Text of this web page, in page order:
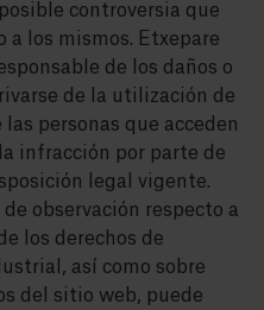
controversia que
a los mismos. Etxepare
de los daños o
de la utilización de
personas que acceden
infracción por parte de
legal vigente.
observación respecto a
los derechos de
así como sobre
del sitio web, puede